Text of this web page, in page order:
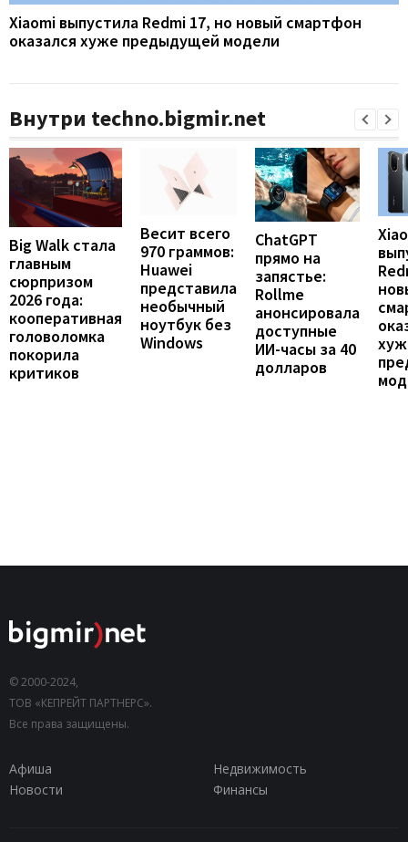
Xiaomi выпустила Redmi 17, но новый смартфон
оказался хуже предыдущей модели
Внутри techno.bigmir.net
Big Walk стала
главным
сюрпризом
2026 года:
кооперативная
головоломка
покорила
критиков
Весит всего
970 граммов:
Huawei
представила
необычный
ноутбук без
Windows
ChatGPT
прямо на
запястье:
Rollme
анонсировала
доступные
ИИ-часы за 40
долларов
© 2000-2024,
ТОВ «КЕПРЕЙТ ПАРТНЕРС».
Все права защищены.
Афиша
Недвижимость
Новости
Финансы